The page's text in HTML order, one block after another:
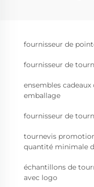
fournisseur de
fournisseur de
ensembles
emballage
fournisseur de
tournevis
quantité minimale
échantillons de
avec logo